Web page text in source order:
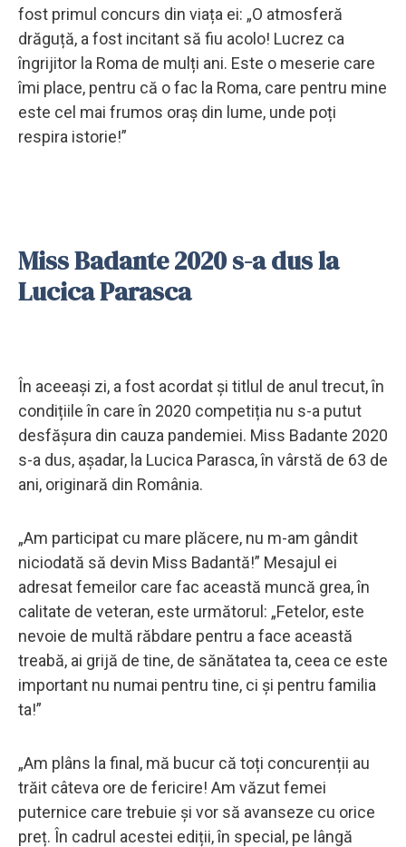
fost primul concurs din viața ei: „O atmosferă
drăguță, a fost incitant să fiu acolo! Lucrez ca
îngrijitor la Roma de mulți ani. Este o meserie care
îmi place, pentru că o fac la Roma, care pentru mine
este cel mai frumos oraș din lume, unde poți
respira istorie!”
Miss Badante 2020 s-a dus la
Lucica Parasca
În aceeași zi, a fost acordat și titlul de anul trecut, în
condițiile în care în 2020 competiția nu s-a putut
desfășura din cauza pandemiei. Miss Badante 2020
s-a dus, așadar, la Lucica Parasca, în vârstă de 63 de
ani, originară din România.
„Am participat cu mare plăcere, nu m-am gândit
niciodată să devin Miss Badantă!” Mesajul ei
adresat femeilor care fac această muncă grea, în
calitate de veteran, este următorul: „Fetelor, este
nevoie de multă răbdare pentru a face această
treabă, ai grijă de tine, de sănătatea ta, ceea ce este
important nu numai pentru tine, ci și pentru familia
ta!”
„Am plâns la final, mă bucur că toți concurenții au
trăit câteva ore de fericire! Am văzut femei
puternice care trebuie și vor să avanseze cu orice
preț. În cadrul acestei ediții, în special, pe lângă